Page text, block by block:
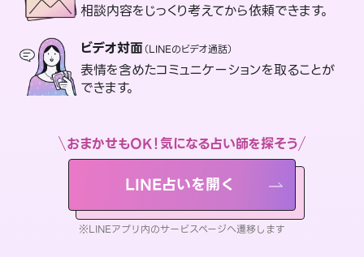
相談内容をじっくり考えてから依頼できます。
ビデオ対面（LINEのビデオ通話）
表情を含めたコミュニケーションを取ることが
できます。
おまかせもOK！気になる占い師を探そう
LINE占いを開く
※LINEアプリ内のサービスページへ遷移します